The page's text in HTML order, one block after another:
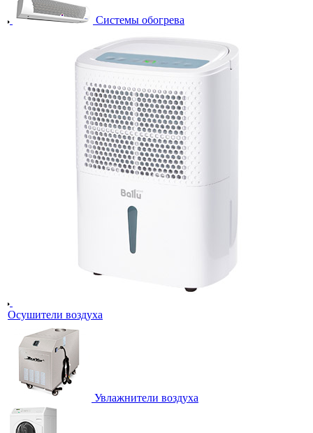
Системы обогрева
Осушители воздуха
Увлажнители воздуха